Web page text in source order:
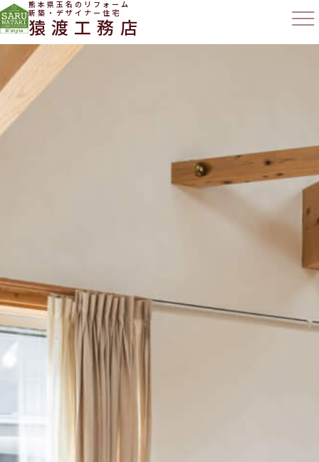
熊本県玉名のリフォーム
新築・デザイナー住宅
猿渡工務店